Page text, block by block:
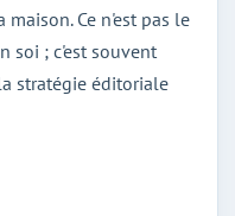
Ce n'est pas le
soi ; c'est souvent
stratégie éditoriale